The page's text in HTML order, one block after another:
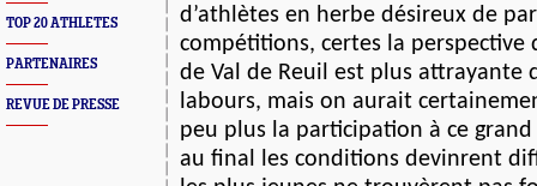
TOP 20 ATHLETES
PARTENAIRES
REVUE DE PRESSE
d’athlètes en herbe désireux de
compétitions, certes la
de Val de Reuil est plus attrayante
labours, mais on aurait
peu plus la participation à ce grand
au final les conditions devinrent